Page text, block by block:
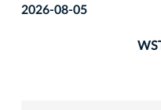
2026-08-05